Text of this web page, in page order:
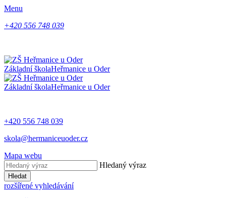
Menu
+420 556 748 039
Základní školaHeřmanice u Oder
Základní školaHeřmanice u Oder
+420 556 748 039
skola@hermaniceuoder.cz
Mapa webu
Hledaný výraz
Hledat
rozšířené vyhledávání